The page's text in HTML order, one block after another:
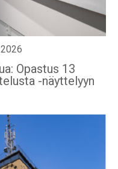
Opastus 13
-näyttelyyn